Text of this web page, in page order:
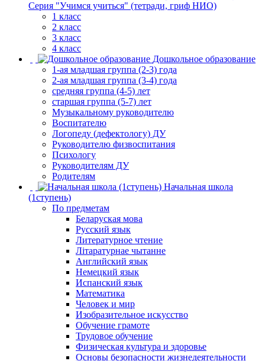
Серия "Учимся учиться" (тетради, гриф НИО)
1 класс
2 класс
3 класс
4 класс
Дошкольное образование
1-ая младшая группа (2-3) года
2-ая младшая группа (3-4) года
средняя группа (4-5) лет
старшая группа (5-7) лет
Музыкальному руководителю
Воспитателю
Логопеду (дефектологу) ДУ
Руководителю физвоспитания
Психологу
Руководителям ДУ
Родителям
Начальная школа
(1ступень)
По предметам
Беларуская мова
Русский язык
Литературное чтение
Літаратурнае чытанне
Английский язык
Немецкий язык
Испанский язык
Математика
Человек и мир
Изобразительное искусство
Обучение грамоте
Трудовое обучение
Физическая культура и здоровье
Основы безопасности жизнедеятельности